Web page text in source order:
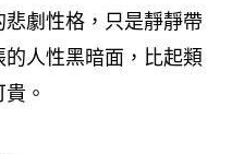
劇性格，只是靜靜帶
人性黑暗面，比起類
。